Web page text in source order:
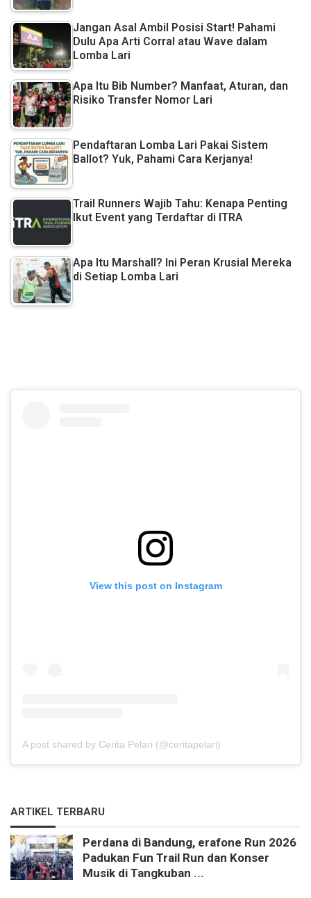
Jangan Asal Ambil Posisi Start! Pahami
Dulu Apa Arti Corral atau Wave dalam
Lomba Lari
Apa Itu Bib Number? Manfaat, Aturan, dan
Risiko Transfer Nomor Lari
Pendaftaran Lomba Lari Pakai Sistem
Ballot? Yuk, Pahami Cara Kerjanya!
Trail Runners Wajib Tahu: Kenapa Penting
Ikut Event yang Terdaftar di ITRA
Apa Itu Marshall? Ini Peran Krusial Mereka
di Setiap Lomba Lari
View this post on Instagram
A post shared by Cerita Pelari (@ceritapelari)
ARTIKEL TERBARU
Perdana di Bandung, erafone Run 2026
Padukan Fun Trail Run dan Konser
Musik di Tangkuban ...